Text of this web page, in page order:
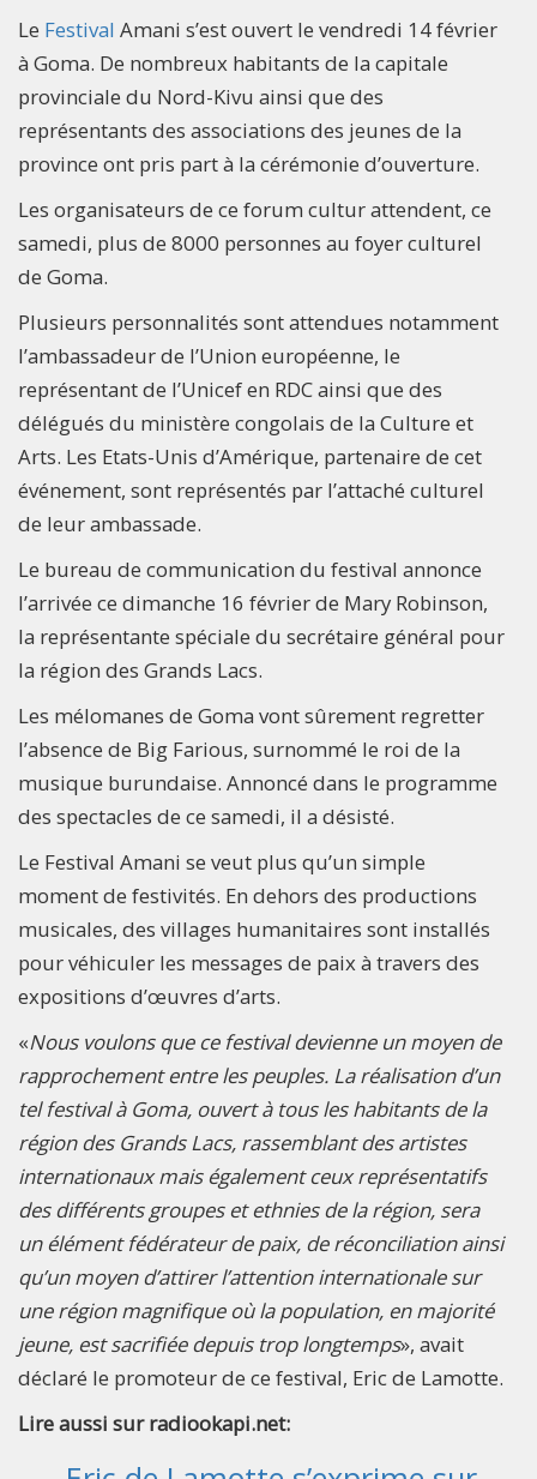
Le Festival Amani s’est ouvert le vendredi 14 février
à Goma. De nombreux habitants de la capitale
provinciale du Nord-Kivu ainsi que des
représentants des associations des jeunes de la
province ont pris part à la cérémonie d’ouverture.
Les organisateurs de ce forum cultur attendent, ce
samedi, plus de 8000 personnes au foyer culturel
de Goma.
Plusieurs personnalités sont attendues notamment
l’ambassadeur de l’Union européenne, le
représentant de l’Unicef en RDC ainsi que des
délégués du ministère congolais de la Culture et
Arts. Les Etats-Unis d’Amérique, partenaire de cet
événement, sont représentés par l’attaché culturel
de leur ambassade.
Le bureau de communication du festival annonce
l’arrivée ce dimanche 16 février de Mary Robinson,
la représentante spéciale du secrétaire général pour
la région des Grands Lacs.
Les mélomanes de Goma vont sûrement regretter
l’absence de Big Farious, surnommé le roi de la
musique burundaise. Annoncé dans le programme
des spectacles de ce samedi, il a désisté.
Le Festival Amani se veut plus qu’un simple
moment de festivités. En dehors des productions
musicales, des villages humanitaires sont installés
pour véhiculer les messages de paix à travers des
expositions d’œuvres d’arts.
«Nous voulons que ce festival devienne un moyen de
rapprochement entre les peuples. La réalisation d’un
tel festival à Goma, ouvert à tous les habitants de la
région des Grands Lacs, rassemblant des artistes
internationaux mais également ceux représentatifs
des différents groupes et ethnies de la région, sera
un élément fédérateur de paix, de réconciliation ainsi
qu’un moyen d’attirer l’attention internationale sur
une région magnifique où la population, en majorité
jeune, est sacrifiée depuis trop longtemps», avait
déclaré le promoteur de ce festival, Eric de Lamotte.
Lire aussi sur radiookapi.net: